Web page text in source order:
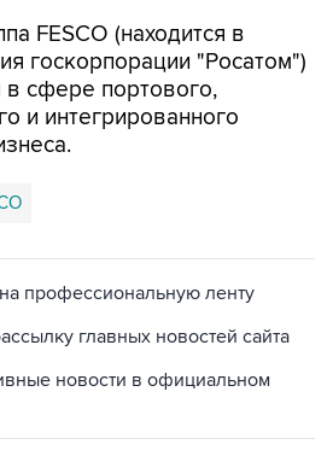
FESCO (находится в
госкорпорации "Росатом")
в сфере портового,
и интегрированного
профессиональную ленту
главных новостей сайта
новости в официальном